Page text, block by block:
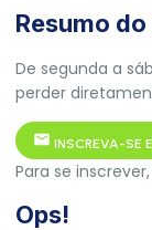
Resumo do
De segunda a
perder
INSCREVA-SE
Para se
Ops!